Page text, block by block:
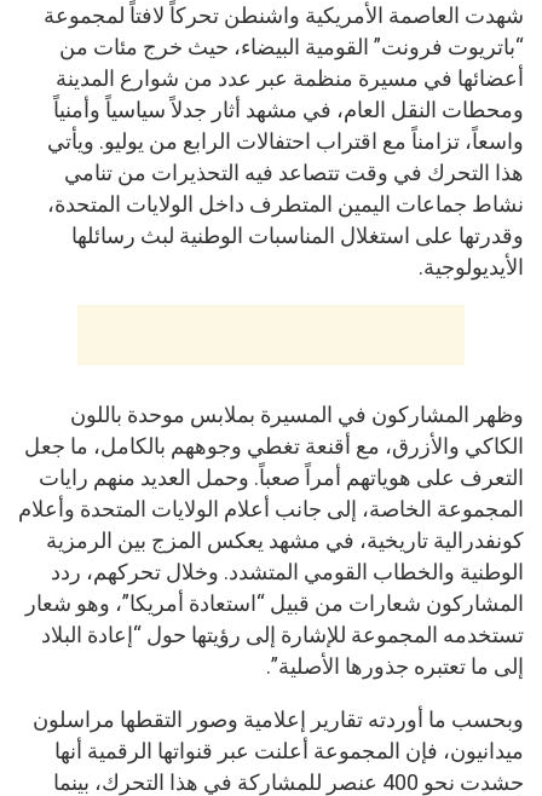
شهدت العاصمة الأمريكية واشنطن تحركاً لافتاً لمجموعة
“باتريوت فرونت” القومية البيضاء، حيث خرج مئات من
أعضائها في مسيرة منظمة عبر عدد من شوارع المدينة
ومحطات النقل العام، في مشهد أثار جدلاً سياسياً وأمنياً
واسعاً، تزامناً مع اقتراب احتفالات الرابع من يوليو. ويأتي
هذا التحرك في وقت تتصاعد فيه التحذيرات من تنامي
نشاط جماعات اليمين المتطرف داخل الولايات المتحدة،
وقدرتها على استغلال المناسبات الوطنية لبث رسائلها
الأيديولوجية.
وظهر المشاركون في المسيرة بملابس موحدة باللون
الكاكي والأزرق، مع أقنعة تغطي وجوههم بالكامل، ما جعل
التعرف على هوياتهم أمراً صعباً. وحمل العديد منهم رايات
المجموعة الخاصة، إلى جانب أعلام الولايات المتحدة وأعلام
كونفدرالية تاريخية، في مشهد يعكس المزج بين الرمزية
الوطنية والخطاب القومي المتشدد. وخلال تحركهم، ردد
المشاركون شعارات من قبيل “استعادة أمريكا”، وهو شعار
تستخدمه المجموعة للإشارة إلى رؤيتها حول “إعادة البلاد
إلى ما تعتبره جذورها الأصلية”.
وبحسب ما أوردته تقارير إعلامية وصور التقطها مراسلون
ميدانيون، فإن المجموعة أعلنت عبر قنواتها الرقمية أنها
حشدت نحو 400 عنصر للمشاركة في هذا التحرك، بينما